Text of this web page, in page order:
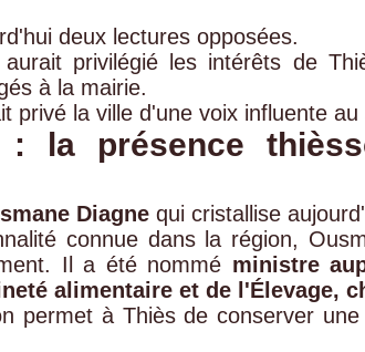
deux lectures opposées.
privilégié les intérêts de
à la mairie.
privé la ville d'une voix influente
: la présence
Diagnequi cristallise
connue dans la région,
Il a été nommé ministre
alimentaire et de l'Élevage,
permet à Thiès de conserver